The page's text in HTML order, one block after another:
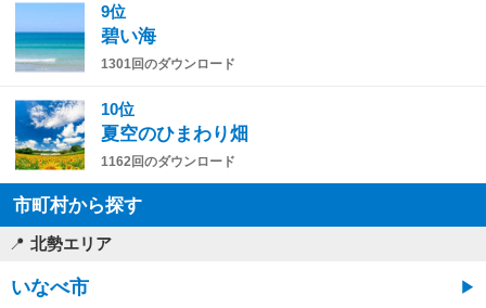
9位
碧い海
1301回のダウンロード
10位
夏空のひまわり畑
1162回のダウンロード
市町村から探す
北勢エリア
いなべ市